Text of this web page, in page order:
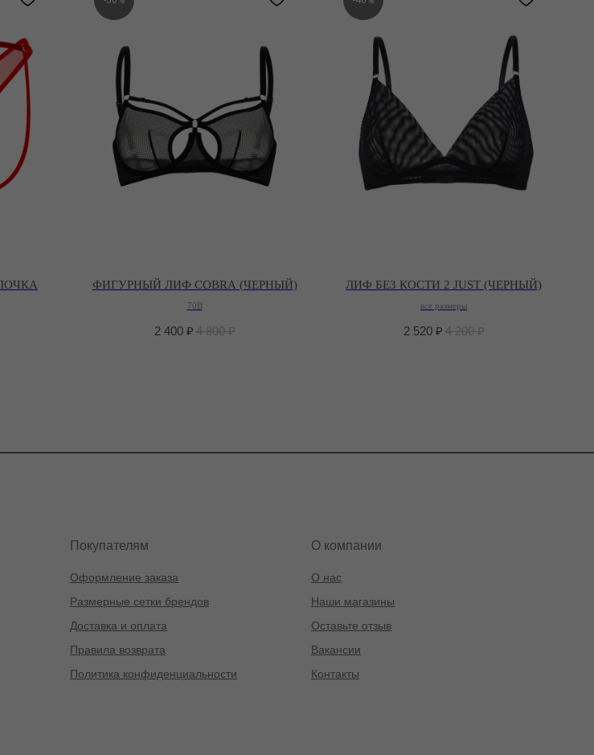
ФИГУРНЫЙ ЛИФ COBRA (ЧЕРНЫЙ)
70B
2 400 ₽ 4 800 ₽
ЛИФ БЕЗ КОСТИ 2 JUST (ЧЕРНЫЙ)
все размеры
2 520 ₽ 4 200 ₽
Оформление заказа
Размерные сетки брендов
Доставка и оплата
Правила возврата
Политика конфиденциальности
О нас
Наши магазины
Оставьте отзыв
Вакансии
Контакты
Покупателям О компании